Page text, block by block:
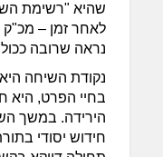
שהיא "רשימת
לאחר זמן – מכ"ק
נראה שרובה
נקודת השיחה
בחיי הפרט, היא
הירידה. במשך
חידוש יסודי